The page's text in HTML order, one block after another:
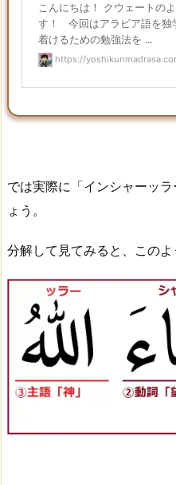
こんにちは！ クウェートの
す！ 今回はアラビア語を独
着けるための勉強法を ...
https://
では実際に「インシャーッ
ょう。
分解して見てみると、このよ